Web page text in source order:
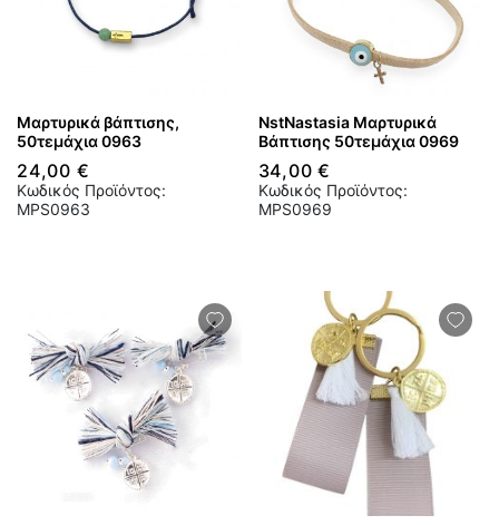
Μαρτυρικά βάπτισης,
50τεμάχια 0963
24,00 €
Κωδικός Προϊόντος:
MPS0963
NstNastasia Μαρτυρικά
Βάπτισης 50τεμάχια 0969
34,00 €
Κωδικός Προϊόντος:
MPS0969